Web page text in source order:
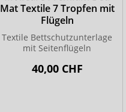
Mat Textile 7 Tropfen mit
Flügeln
Textile Bettschutzunterlage
mit Seitenflügeln
40,00 CHF